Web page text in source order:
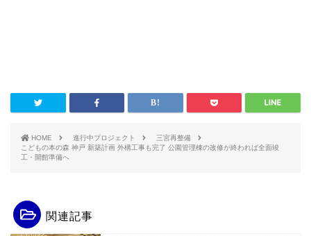
HOME 進行中プロジェクト
三宮再整備
こどもの本の森 神戸 新築計画 外構工事も完了 公園管理棟の改修が終われば全面竣
工・開館準備へ
関連記事